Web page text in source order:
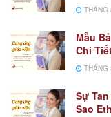
THÁNG
Mẫu
Chi
THÁNG
Sự
Sao